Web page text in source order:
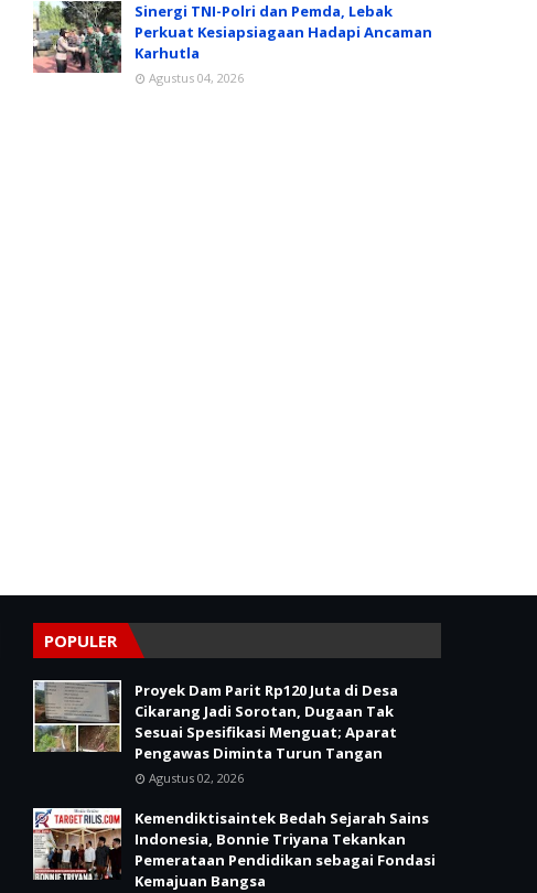
Sinergi TNI-Polri dan Pemda, Lebak
Perkuat Kesiapsiagaan Hadapi Ancaman
Karhutla
Agustus 04, 2026
POPULER
Proyek Dam Parit Rp120 Juta di Desa
Cikarang Jadi Sorotan, Dugaan Tak
Sesuai Spesifikasi Menguat; Aparat
Pengawas Diminta Turun Tangan
Agustus 02, 2026
Kemendiktisaintek Bedah Sejarah Sains
Indonesia, Bonnie Triyana Tekankan
Pemerataan Pendidikan sebagai Fondasi
Kemajuan Bangsa